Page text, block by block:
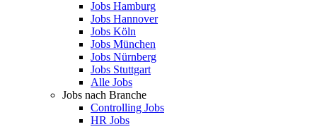
Jobs Hamburg
Jobs Hannover
Jobs Köln
Jobs München
Jobs Nürnberg
Jobs Stuttgart
Alle Jobs
Jobs nach Branche
Controlling Jobs
HR Jobs